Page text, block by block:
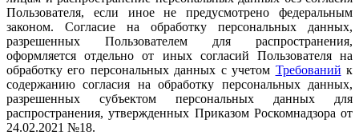
Пользователя, если иное не предусмотрено федеральным
законом. Согласие на обработку персональных данных,
разрешенных Пользователем для распространения,
оформляется отдельно от иных согласий Пользователя на
обработку его персональных данных с учетом Требований к
содержанию согласия на обработку персональных данных,
разрешенных субъектом персональных данных для
распространения, утвержденных Приказом Роскомнадзора от
24.02.2021 №18.